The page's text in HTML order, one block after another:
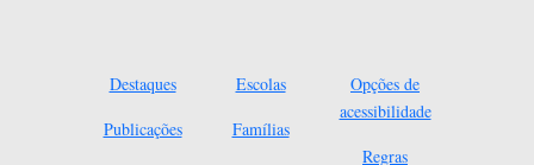
Destaques
Publicações
Escolas
Famílias
Opções de
acessibilidade
Regras